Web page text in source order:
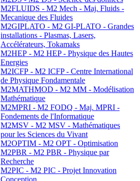
M2FLUIDS - M2 Mech - Maj. Fluids -
Mecanique des Fluides
M2GIPLATO - M2 GI-PLATO - Grandes
installations - Plasmas, Lasers,
Accélérateurs, Tokamaks
M2HEP - M2 HEP - Physique des Hautes
Energies
M2ICFP - M2 ICFP - Centre International
de Physique Fondamentale
M2MATHMOD - M2 MM - Modélisation
Mathématique
M2MPRI - M2 FODQ - Maj. MPRI -
Fondements de l'Informatique
M2MSV - M2 MSV - Mathématiques
pour les Sciences du Vivant
M2OPTIM - M2 OPT - Optimisation
M2PBR - M2 PBR - Physique par
Recherche
M2PIC - M2 PIC - Projet Innovation
Conception